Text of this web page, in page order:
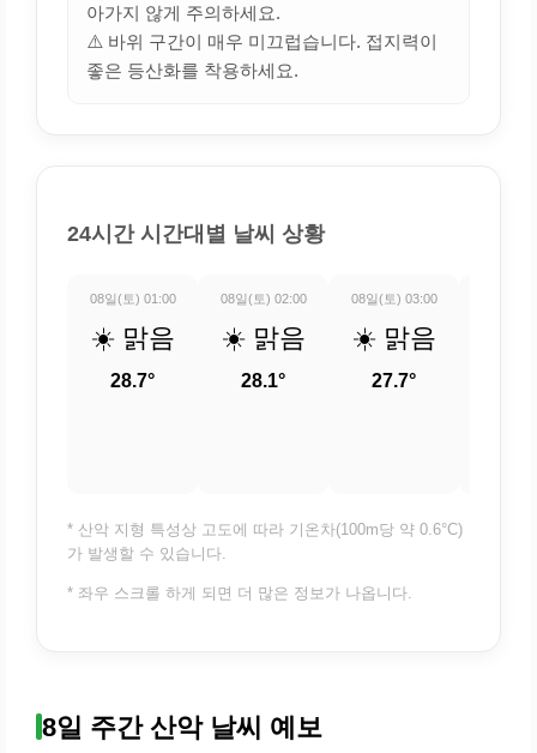
아가지 않게 주의하세요.
⚠️ 바위 구간이 매우 미끄럽습니다. 접지력이
좋은 등산화를 착용하세요.
24시간 시간대별 날씨 상황
08일(토) 01:00
☀️ 맑음
28.7°
08일(토) 02:00
☀️ 맑음
28.1°
08일(토) 03:00
☀️ 맑음
27.7°
* 산악 지형 특성상 고도에 따라 기온차(100m당 약 0.6°C)
가 발생할 수 있습니다.
* 좌우 스크롤 하게 되면 더 많은 정보가 나옵니다.
8일 주간 산악 날씨 예보